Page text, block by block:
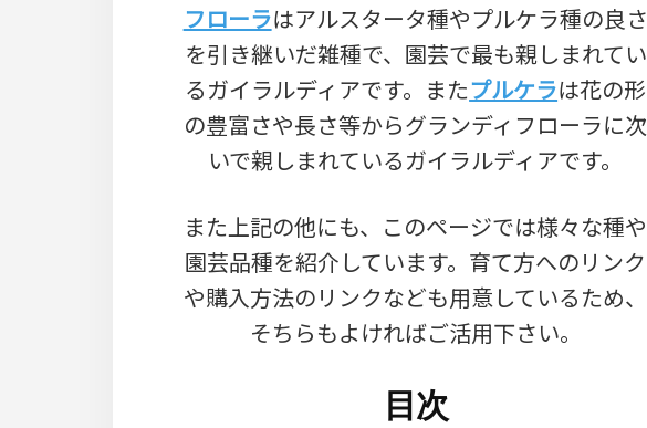
フローラはアルスタータ種やプルケラ種の良さ
を引き継いだ雑種で、園芸で最も親しまれてい
るガイラルディアです。またプルケラは花の形
の豊富さや長さ等からグランディフローラに次
いで親しまれているガイラルディアです。
また上記の他にも、このページでは様々な種や
園芸品種を紹介しています。育て方へのリンク
や購入方法のリンクなども用意しているため、
そちらもよければご活用下さい。
目次